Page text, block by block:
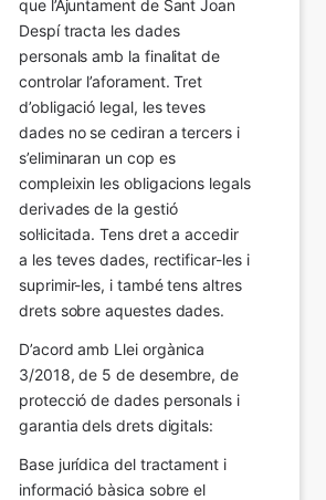
que l’Ajuntament de Sant Joan
Despí tracta les dades
personals amb la finalitat de
controlar l’aforament. Tret
d’obligació legal, les teves
dades no se cediran a tercers i
s’eliminaran un cop es
compleixin les obligacions legals
derivades de la gestió
sol·licitada. Tens dret a accedir
a les teves dades, rectificar-les i
suprimir-les, i també tens altres
drets sobre aquestes dades.
D’acord amb Llei orgànica
3/2018, de 5 de desembre, de
protecció de dades personals i
garantia dels drets digitals:
Base jurídica del tractament i
informació bàsica sobre el